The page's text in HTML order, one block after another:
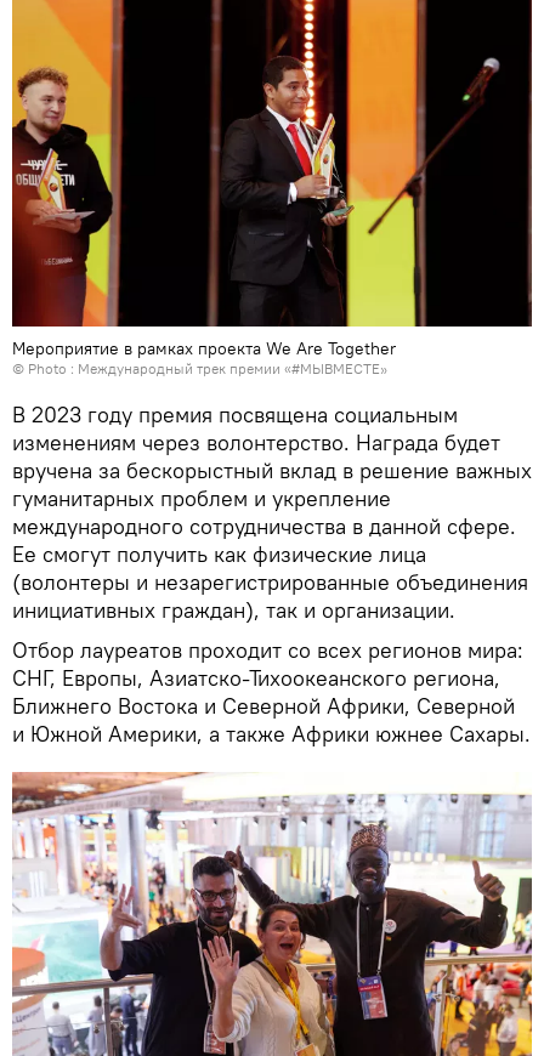
Мероприятие в рамках проекта We Are Together
© Photo : Международный трек премии «#МЫВМЕСТЕ»
В 2023 году премия посвящена социальным
изменениям через волонтерство. Награда будет
вручена за бескорыстный вклад в решение важных
гуманитарных проблем и укрепление
международного сотрудничества в данной сфере.
Ее смогут получить как физические лица
(волонтеры и незарегистрированные объединения
инициативных граждан), так и организации.
Отбор лауреатов проходит со всех регионов мира:
СНГ, Европы, Азиатско-Тихоокеанского региона,
Ближнего Востока и Северной Африки, Северной
и Южной Америки, а также Африки южнее Сахары.